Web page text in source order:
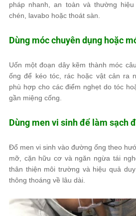
pháp nhanh, an toàn và thường
chén, lavabo hoặc thoát sàn.
Dùng móc chuyên dụng hoặc
Uốn một đoạn dây kẽm thành móc
ống để kéo tóc, rác hoặc vật cản ra
phù hợp cho các điểm nghẹt do tóc
gần miệng cống.
Dùng men vi sinh để làm sạch
Đổ men vi sinh vào đường ống theo
mỡ, cặn hữu cơ và ngăn ngừa tái
thân thiện môi trường và hiệu quả
thông thoáng về lâu dài.